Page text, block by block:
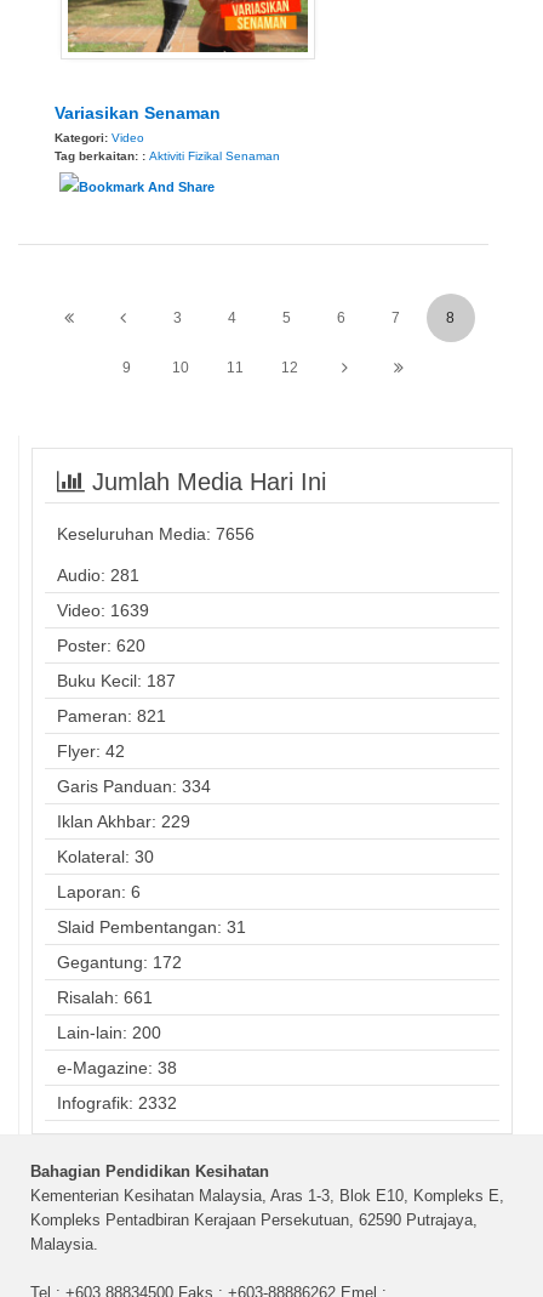
Variasikan Senaman
Kategori: Video
Tag berkaitan: : Aktiviti Fizikal Senaman
3 4 5 6 7 8
9 10 11 12
Jumlah Media Hari Ini
Keseluruhan Media: 7656
Audio: 281
Video: 1639
Poster: 620
Buku Kecil: 187
Pameran: 821
Flyer: 42
Garis Panduan: 334
Iklan Akhbar: 229
Kolateral: 30
Laporan: 6
Slaid Pembentangan: 31
Gegantung: 172
Risalah: 661
Lain-lain: 200
e-Magazine: 38
Infografik: 2332
Bahagian Pendidikan Kesihatan
Kementerian Kesihatan Malaysia, Aras 1-3, Blok E10, Kompleks E,
Kompleks Pentadbiran Kerajaan Persekutuan, 62590 Putrajaya,
Malaysia.
Tel : +603 88834500 Faks : +603-88886262 Emel :